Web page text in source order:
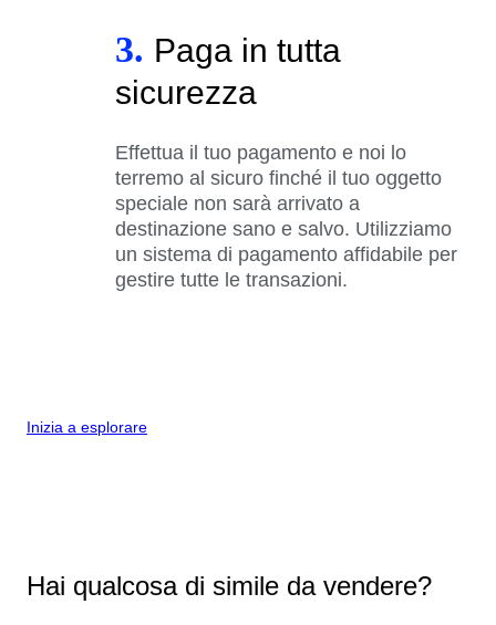
3. Paga in tutta
sicurezza
Effettua il tuo pagamento e noi lo
terremo al sicuro finché il tuo oggetto
speciale non sarà arrivato a
destinazione sano e salvo. Utilizziamo
un sistema di pagamento affidabile per
gestire tutte le transazioni.
Inizia a esplorare
Hai qualcosa di simile da vendere?